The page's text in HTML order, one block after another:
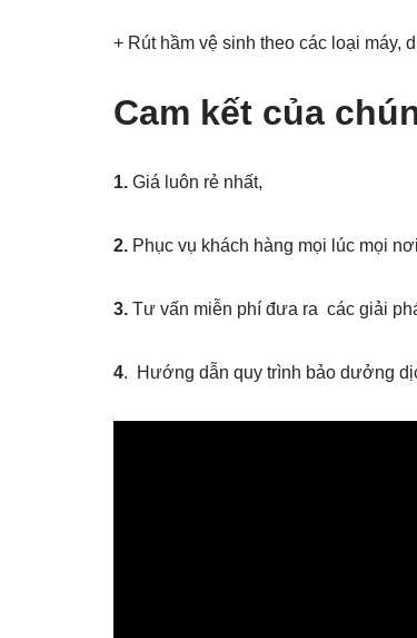
+ Rút hầm vệ sinh theo các loại máy,
Cam kết của
1. Giá luôn rẻ nhất,
2. Phục vụ khách hàng mọi lúc mọi
3. Tư vấn miễn phí đưa ra các giải
4. Hướng dẫn quy trình bảo dưởng